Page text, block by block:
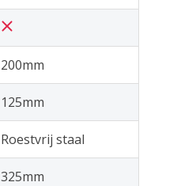
200mm
125mm
Roestvrij staal
325mm